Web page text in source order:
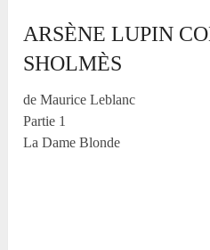
ARSÈNE LUPIN
SHOLMÈS
de Maurice Leblanc
Partie 1
La Dame Blonde